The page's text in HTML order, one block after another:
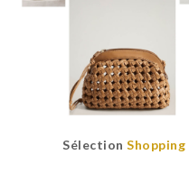
SélectionShopping